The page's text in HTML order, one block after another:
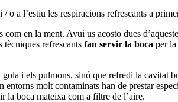
a l’estiu les respiracions refrescants a
com en la ment. Avui us acosto dues
tècniques refrescants fan servir la boca per
i els pulmons, sinó que refredi la cavitat
molt contaminats han de prestar
la boca mateixa com a filtre de l’aire.